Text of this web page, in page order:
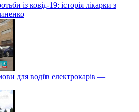
із ковід-19: історія лікарки з
для водіїв електрокарів —